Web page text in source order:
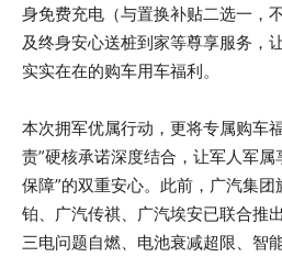
身免费充电（与置换补贴二选一，
及终身安心送桩到家等尊享服务，
实实在在的购车用车福利。
本次拥军优属行动，更将专属购车
责”硬核承诺深度结合，让军人军
保障”的双重安心。此前，广汽集
铂、广汽传祺、广汽埃安已联合推
三电问题自燃、电池衰减超限、智